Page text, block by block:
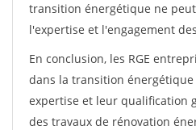
transition énergétique ne
l'expertise et l'engagement
En conclusion, les RGE
dans la transition énergétique
expertise et leur qualification
des travaux de rénovation